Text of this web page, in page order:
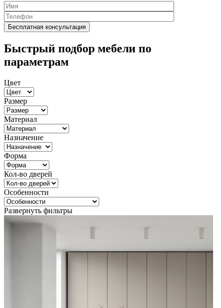
Быстрый подбор мебели по
параметрам
Цвет
Размер
Материал
Назначение
Форма
Кол-во дверей
Особенности
Развернуть фильтры